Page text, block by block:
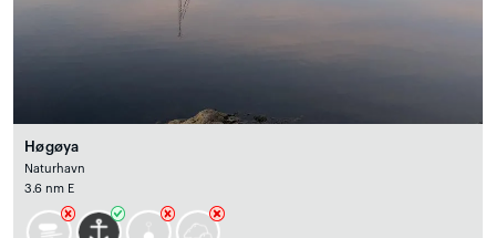
Høgøya
Naturhavn
3.6 nm E